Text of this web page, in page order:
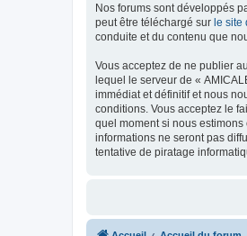
Nos forums sont développés
peut être téléchargé sur le site
conduite et du contenu que
Vous acceptez de ne publier
lequel le serveur de «
immédiat et définitif et nous
conditions. Vous acceptez le
quel moment si nous
informations ne seront pas
tentative de piratage